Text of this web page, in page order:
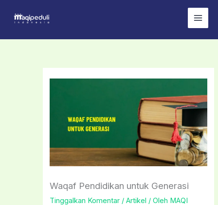
Waqaf Pendidikan untuk Generasi
Tinggalkan Komentar /Artikel / Oleh MAQI